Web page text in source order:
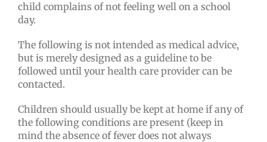
child complains of not feeling well on a school
day.
The following is not intended as medical advice,
but is merely designed as a guideline to be
followed until your health care provider can be
contacted.
Children should usually be kept at home if any of
the following conditions are present (keep in
mind the absence of fever does not always